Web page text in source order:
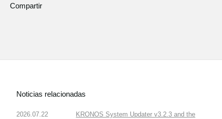
Compartir
Noticias relacionadas
2026.07.22
KRONOS System Updater v3.2.3 and the